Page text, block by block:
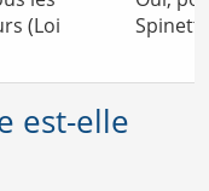
(Loi
est-elle